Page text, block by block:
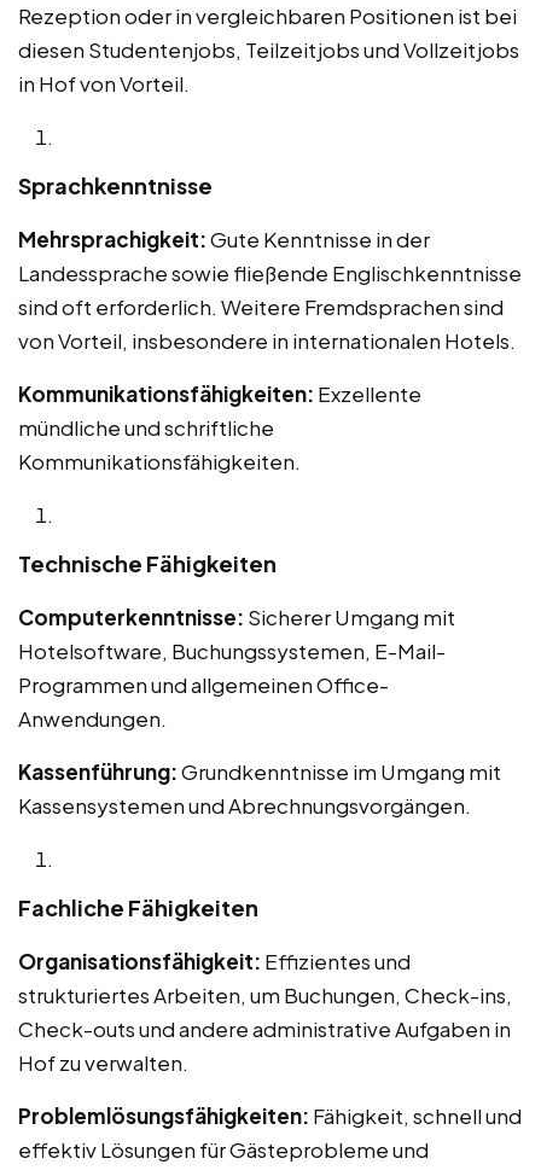
Rezeption oder in vergleichbaren Positionen ist bei
diesen Studentenjobs, Teilzeitjobs und Vollzeitjobs
in Hof von Vorteil.
Sprachkenntnisse
Mehrsprachigkeit:Gute Kenntnisse in der
Landessprache sowie fließende Englischkenntnisse
sind oft erforderlich. Weitere Fremdsprachen sind
von Vorteil, insbesondere in internationalen Hotels.
Kommunikationsfähigkeiten: Exzellente
mündliche und schriftliche
Kommunikationsfähigkeiten.
Technische Fähigkeiten
Computerkenntnisse: Sicherer Umgang mit
Hotelsoftware, Buchungssystemen, E-Mail-
Programmen und allgemeinen Office-
Anwendungen.
Kassenführung:Grundkenntnisse im Umgang mit
Kassensystemen und Abrechnungsvorgängen.
Fachliche Fähigkeiten
Organisationsfähigkeit: Effizientes und
strukturiertes Arbeiten, um Buchungen, Check-ins,
Check-outs und andere administrative Aufgaben in
Hof zu verwalten.
Problemlösungsfähigkeiten: Fähigkeit, schnell und
effektiv Lösungen für Gästeprobleme und